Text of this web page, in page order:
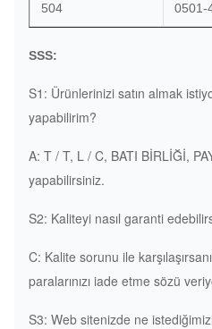
504 0501-
SSS:
S1: Ürünlerinizi satın almak
yapabilirim?
A: T / T, L / C, BATI BİRLİĞİ,
yapabilirsiniz.
S2: Kaliteyi nasıl garanti
C: Kalite sorunu ile
paralarınızı iade etme sözü
S3: Web sitenizde ne